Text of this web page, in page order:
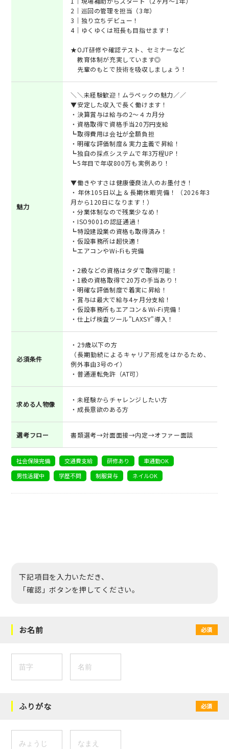
2｜巡回の管理を担当（3年）
3｜独り立ちデビュー！
4｜ゆくゆくは班長も目指せます！
★OJT研修や確認テスト、セミナーなど
教育体制が充実しています◎
先輩のもとで技術を吸収しましょう！
魅力
＼＼未経験歓迎！ムラペックの魅力／／
▼安定した収入で長く働けます！
・決算賞与は給与の2～４カ月分
・資格取得で資格手当20万円支給
┗取得費用は会社が全額負担
・明確な評価制度＆実力主義で昇給！
┗独自の採点システムで年3万程UP！
┗5年目で年収800万も実例あり！
▼働きやすさは健康優良法人のお墨付き！
・年休105日以上＆長期休暇完備！（2026年3
月から120日になります！）
・分業体制なので残業少なめ！
・ISO9001の認証通過！
┗特設建設業の資格も取得済み！
・仮設事務所は超快適！
┗エアコンやWi-Fiも完備
・2級などの資格はタダで取得可能！
・1級の資格取得で20万の手当あり！
・明確な評価制度で着実に昇給！
・賞与は最大で給与4ヶ月分支給！
・仮設事務所もエアコン＆Wi-Fi完備！
・仕上げ検査ツール"LAXSY"導入！
必須条件
・29歳以下の方
（長期勤続によるキャリア形成をはかるため、
例外事由3号のイ）
・普通運転免許（AT可）
求める人物像
・未経験からチャレンジしたい方
・成長意欲のある方
選考フロー 書類選考→対面面接→内定→オファー面談
社会保険完備 交通費支給 研修あり
車通勤OK
男性活躍中
学歴不問 制服貸与 ネイルOK
下記項目を入力いただき、
「確認」ボタンを押してください。
お名前 必須
ふりがな 必須